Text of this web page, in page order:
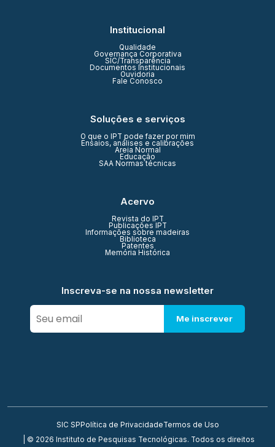
Institucional
Qualidade
Governança Corporativa
SIC/Transparência
Documentos Institucionais
Ouvidoria
Fale Conosco
Soluções e serviços
O que o IPT pode fazer por mim
Ensaios, análises e calibrações
Areia Normal
Educação
SAA Normas técnicas
Acervo
Revista do IPT
Publicações IPT
Informações sobre madeiras
Biblioteca
Patentes
Memória Histórica
Inscreva-se na nossa newsletter
Me inscrever
SIC SP Política de PrivacidadeTermos de Uso
| © 2026 Instituto de Pesquisas Tecnológicas. Todos os direitos